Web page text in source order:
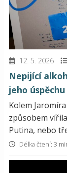
12. 5. 2026
Nepijící
jeho
Kolem
způsobem
Putina, nebo
Délka čtení: 3